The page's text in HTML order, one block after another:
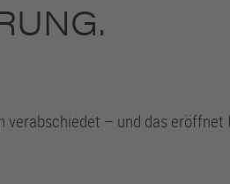
verabschiedet – und das eröffnet